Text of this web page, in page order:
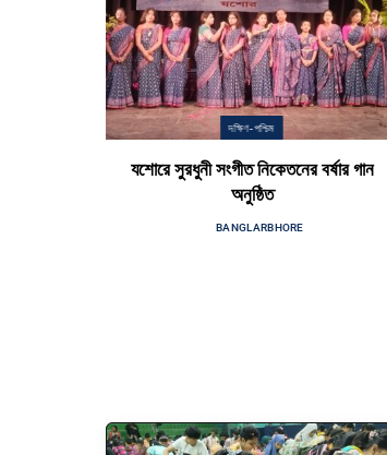
দক্ষিণ-পশ্চিম
যশোরে সুরধুনী সংগীত নিকেতনের বর্ষার গান
অনুষ্ঠিত
BANGLARBHORE